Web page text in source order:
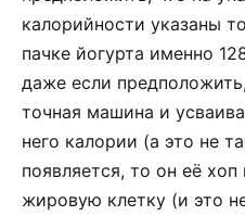
калорийности указаны
пачке йогурта именно
даже если
точная машина и
него калории (а это не
появляется, то он её
жировую клетку (и это